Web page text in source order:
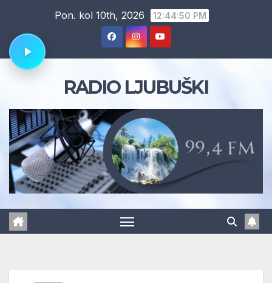
content
Pon. kol 10th, 2026 12:44:51 PM
RADIO LJUBUŠKI